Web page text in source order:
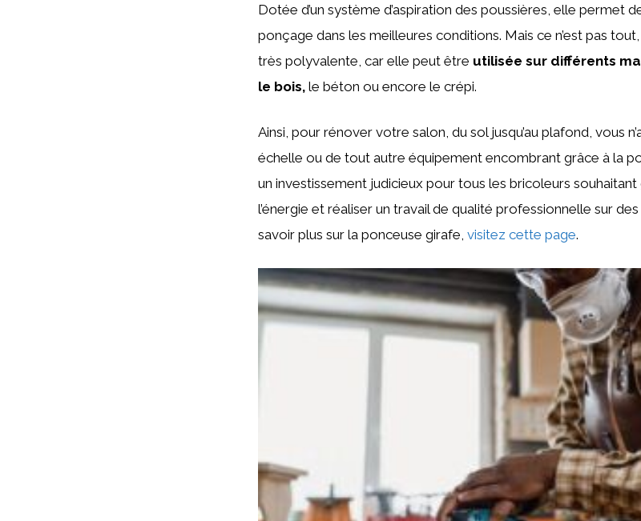
Dotée d’un système d’aspiration des poussières, elle permet
ponçage dans les meilleures conditions. Mais ce n’est pas
très polyvalente, car elle peut être utilisée sur différents
le bois, le béton ou encore le crépi.
Ainsi, pour rénover votre salon, du sol jusqu’au plafond, vous
échelle ou de tout autre équipement encombrant grâce à la
un investissement judicieux pour tous les bricoleurs
l’énergie et réaliser un travail de qualité professionnelle sur
savoir plus sur la ponceuse girafe, visitez cette page.